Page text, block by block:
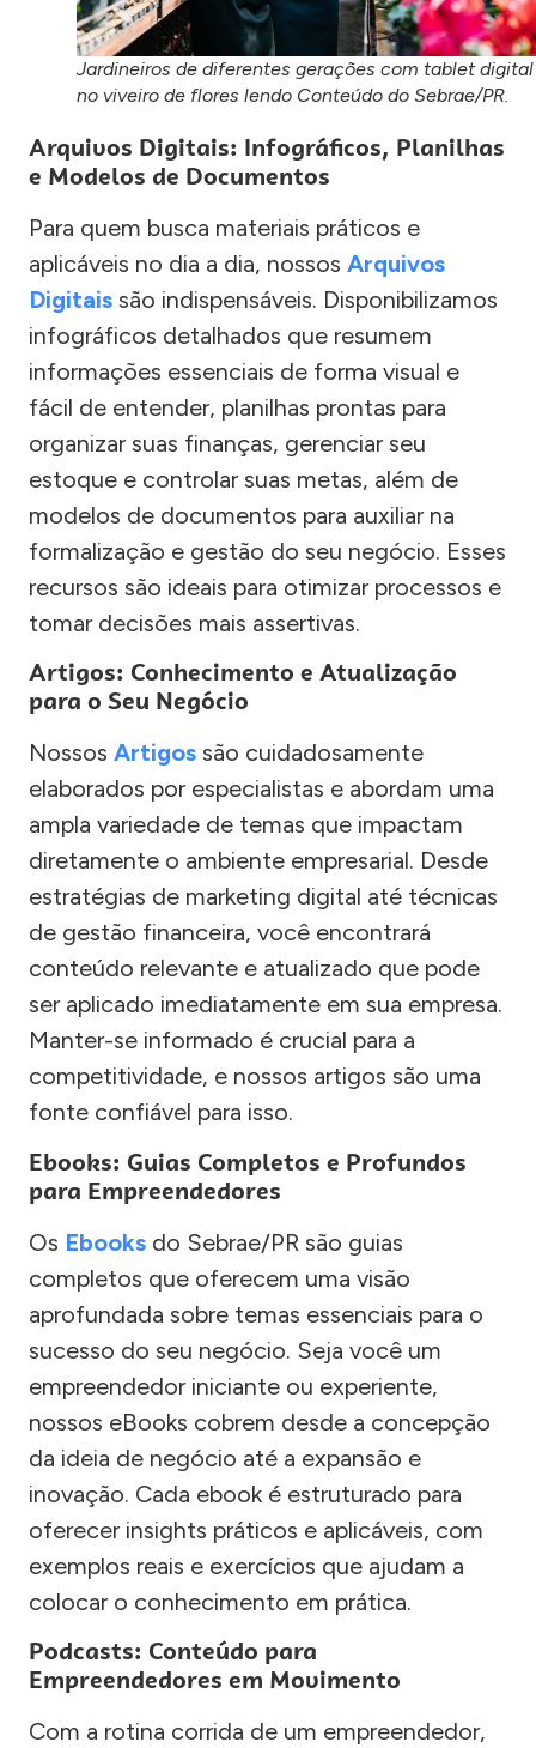
Jardineiros de diferentes gerações com tablet digital
no viveiro de flores lendo Conteúdo do Sebrae/PR.
Arquivos Digitais: Infográficos, Planilhas
e Modelos de Documentos
Para quem busca materiais práticos e
aplicáveis no dia a dia, nossos Arquivos
Digitais são indispensáveis. Disponibilizamos
infográficos detalhados que resumem
informações essenciais de forma visual e
fácil de entender, planilhas prontas para
organizar suas finanças, gerenciar seu
estoque e controlar suas metas, além de
modelos de documentos para auxiliar na
formalização e gestão do seu negócio. Esses
recursos são ideais para otimizar processos e
tomar decisões mais assertivas.
Artigos: Conhecimento e Atualização
para o Seu Negócio
Nossos Artigos são cuidadosamente
elaborados por especialistas e abordam uma
ampla variedade de temas que impactam
diretamente o ambiente empresarial. Desde
estratégias de marketing digital até técnicas
de gestão financeira, você encontrará
conteúdo relevante e atualizado que pode
ser aplicado imediatamente em sua empresa.
Manter-se informado é crucial para a
competitividade, e nossos artigos são uma
fonte confiável para isso.
Ebooks: Guias Completos e Profundos
para Empreendedores
Os Ebooks do Sebrae/PR são guias
completos que oferecem uma visão
aprofundada sobre temas essenciais para o
sucesso do seu negócio. Seja você um
empreendedor iniciante ou experiente,
nossos eBooks cobrem desde a concepção
da ideia de negócio até a expansão e
inovação. Cada ebook é estruturado para
oferecer insights práticos e aplicáveis, com
exemplos reais e exercícios que ajudam a
colocar o conhecimento em prática.
Podcasts: Conteúdo para
Empreendedores em Movimento
Com a rotina corrida de um empreendedor,